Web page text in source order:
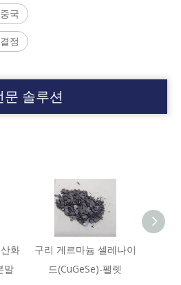
국
정
문 솔루션
화
말
구리 게르마늄 셀레나이
드(CuGeSe)-펠렛